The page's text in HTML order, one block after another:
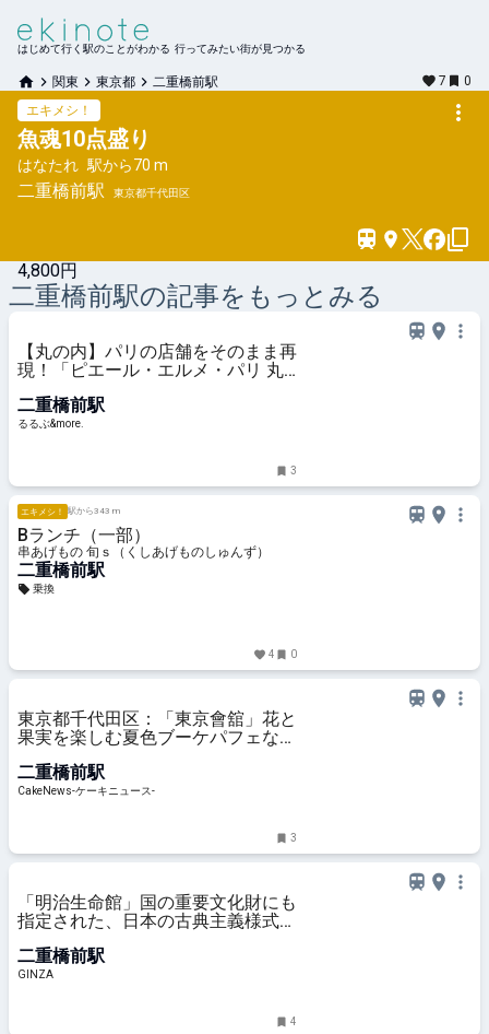
はじめて行く駅のことがわかる 行ってみたい街が見つかる
関東 東京都 二重橋前駅 7
0
エキメシ！
魚魂10点盛り
はなたれ 駅から70 m
二重橋前駅 東京都千代田区
4,800円
二重橋前駅の記事をもっとみる
【丸の内】パリの店舗をそのまま再
現！「ピエール・エルメ・パリ 丸
堪能｜るるぶ&more.
二重橋前駅
るるぶ&more.
3
エキメシ！ 駅から343 m
Bランチ（一部）
串あげもの 旬ｓ（くしあげものしゅんず）
二重橋前駅
乗換
4 0
東京都千代田区：「東京會舘」花と
果実を楽しむ夏色ブーケパフェなど
次販売
二重橋前駅
CakeNews-ケーキニュース-
3
「明治生命館」国の重要文化財にも
指定された、日本の古典主義様式の
二重橋前駅
GINZA
4